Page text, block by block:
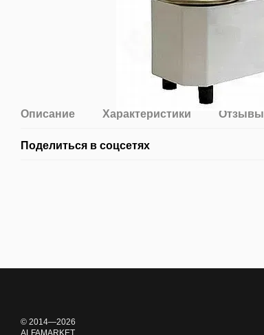
Описание Характеристики Отзывы
Поделиться в соцсетях
© 2014—2026
ALFAMARKET